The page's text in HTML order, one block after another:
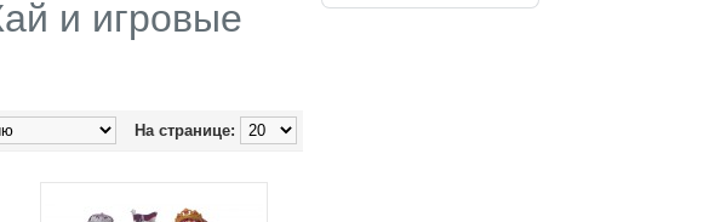
и игровые
На странице: